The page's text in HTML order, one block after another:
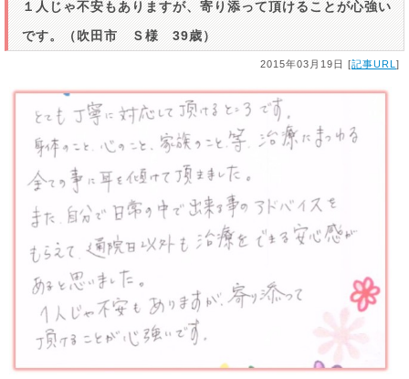
１人じゃ不安もありますが、寄り添って頂けることが心強い
です。（吹田市 Ｓ様 39歳）
2015年03月19日 [記事URL ]